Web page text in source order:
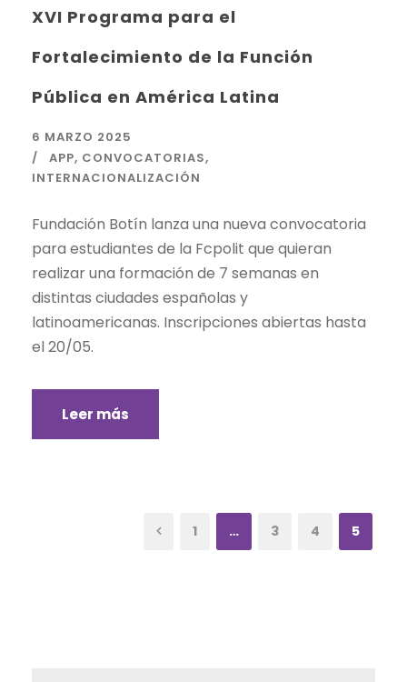
XVI Programa para el
Fortalecimiento de la Función
Pública en América Latina
6 MARZO 2025
APP, CONVOCATORIAS,
INTERNACIONALIZACIÓN
Fundación Botín lanza una nueva convocatoria
para estudiantes de la Fcpolit que quieran
realizar una formación de 7 semanas en
distintas ciudades españolas y
latinoamericanas. Inscripciones abiertas hasta
el 20/05.
Leer más
1 … 3 4 5